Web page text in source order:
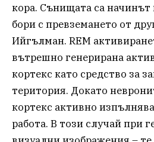
кора. Сънищата са начинът
бори с превземането от
Ийгълман. REM
вътрешно генерирана
кортекс като средство за
територия. Докато
кортекс активно
работа. В този случай при